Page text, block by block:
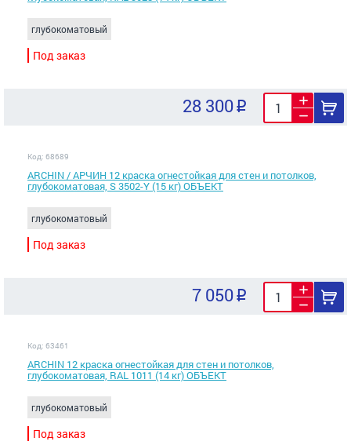
глубокоматовый
Под заказ
28 300
Код: 68689
ARCHIN / АРЧИН 12 краска огнестойкая для стен и потолков,
глубокоматовая, S 3502-Y (15 кг) ОБЪЕКТ
глубокоматовый
Под заказ
7 050
Код: 63461
ARCHIN 12 краска огнестойкая для стен и потолков,
глубокоматовая, RAL 1011 (14 кг) ОБЪЕКТ
глубокоматовый
Под заказ